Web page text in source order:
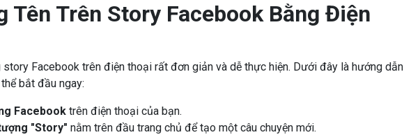
Tên Trên Story Facebook Bằng Điện
Facebook trên điện thoại rất đơn giản và dễ thực hiện. Dưới đây là hướng dẫn
bắt đầu ngay:
Facebooktrên điện thoại của bạn.
"Story" nằm trên đầu trang chủ để tạo một câu chuyện mới.